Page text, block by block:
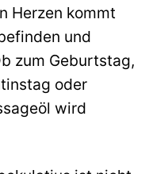
Herzen kommt
und
zum Geburtstag,
oder
wird